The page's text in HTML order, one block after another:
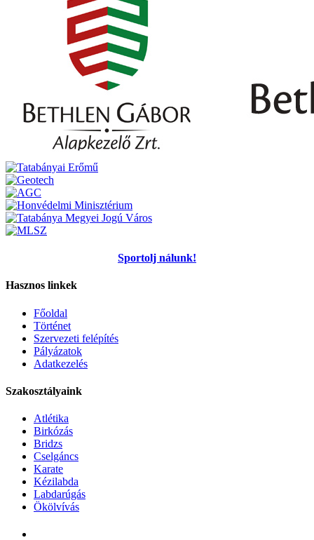
Sportolj nálunk!
Hasznos linkek
Főoldal
Történet
Szervezeti felépítés
Pályázatok
Adatkezelés
Szakosztályaink
Atlétika
Birkózás
Bridzs
Cselgáncs
Karate
Kézilabda
Labdarúgás
Ökölvívás